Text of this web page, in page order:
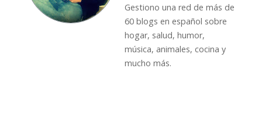
Gestiono una red de más de
60 blogs en español sobre
hogar, salud, humor,
música, animales, cocina y
mucho más.